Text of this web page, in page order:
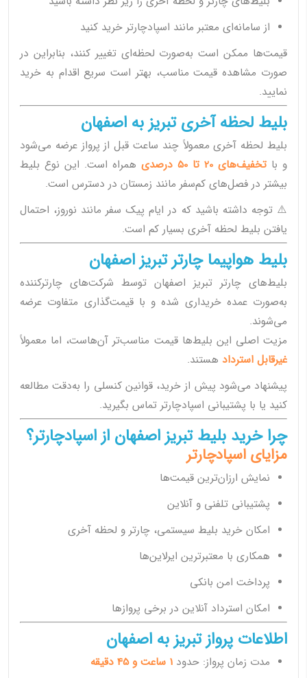
از سامانه‌ای معتبر مانند اسپادچارتر خرید کنید
قیمت‌ها ممکن است به‌صورت لحظه‌ای تغییر کنند، بنابراین در
صورت مشاهده قیمت مناسب، بهتر است سریع اقدام به خرید
نمایید.
بلیط لحظه آخری تبریز به اصفهان
بلیط لحظه آخری معمولاً چند ساعت قبل از پرواز عرضه می‌شود
و با تخفیف‌های 20 تا 50 درصدی
همراه است. این نوع بلیط
بیشتر در فصل‌های کم‌سفر مانند زمستان در دسترس است.
⚠️ توجه داشته باشید که در ایام پیک سفر مانند نوروز، احتمال
یافتن بلیط لحظه آخری بسیار کم است.
بلیط هواپیما چارتر تبریز اصفهان
بلیط‌های چارتر تبریز اصفهان توسط شرکت‌های چارترکننده
به‌صورت عمده خریداری شده و با قیمت‌گذاری متفاوت عرضه
می‌شوند.
مزیت اصلی این بلیط‌ها قیمت مناسب‌تر آن‌هاست، اما معمولاً
غیرقابل استرداد هستند.
پیشنهاد می‌شود پیش از خرید، قوانین کنسلی را به‌دقت مطالعه
کنید یا با پشتیبانی اسپادچارتر تماس بگیرید.
چرا خرید بلیط تبریز اصفهان از اسپادچارتر؟
مزایای اسپادچارتر
نمایش ارزان‌ترین قیمت‌ها
پشتیبانی تلفنی و آنلاین
امکان خرید بلیط سیستمی، چارتر و لحظه آخری
همکاری با معتبرترین ایرلاین‌ها
پرداخت امن بانکی
امکان استرداد آنلاین در برخی پروازها
اطلاعات پرواز تبریز به اصفهان
مدت زمان پرواز: حدود 1 ساعت و 45 دقیقه